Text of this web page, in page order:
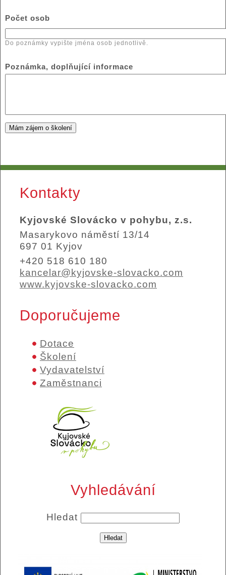
Počet osob
Do poznámky vypište jména osob jednotlivě.
Poznámka, doplňující informace
Kontakty
Kyjovské Slovácko v pohybu, z.s.
Masarykovo náměstí 13/14
697 01 Kyjov
+420 518 610 180
kancelar@kyjovske-slovacko.com
www.kyjovske-slovacko.com
Doporučujeme
Dotace
Školení
Vydavatelství
Zaměstnanci
Vyhledávání
Hledat